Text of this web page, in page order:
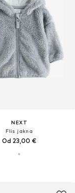
NEXT
Flis jakna
Od 23,00 €